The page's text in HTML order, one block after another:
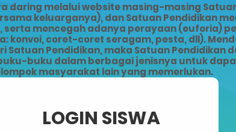
daring melalui website masing-masing
keluarganya), dan Satuan Pendidikan
mencegah adanya perayaan (euforia)
coret-coret seragam, pesta, dll).
Pendidikan, maka Satuan
buku dalam berbagai jenisnya untuk
masyarakat lain yang memerlukan.
LOGIN SISWA